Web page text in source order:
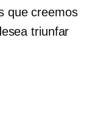
que creemos
triunfar